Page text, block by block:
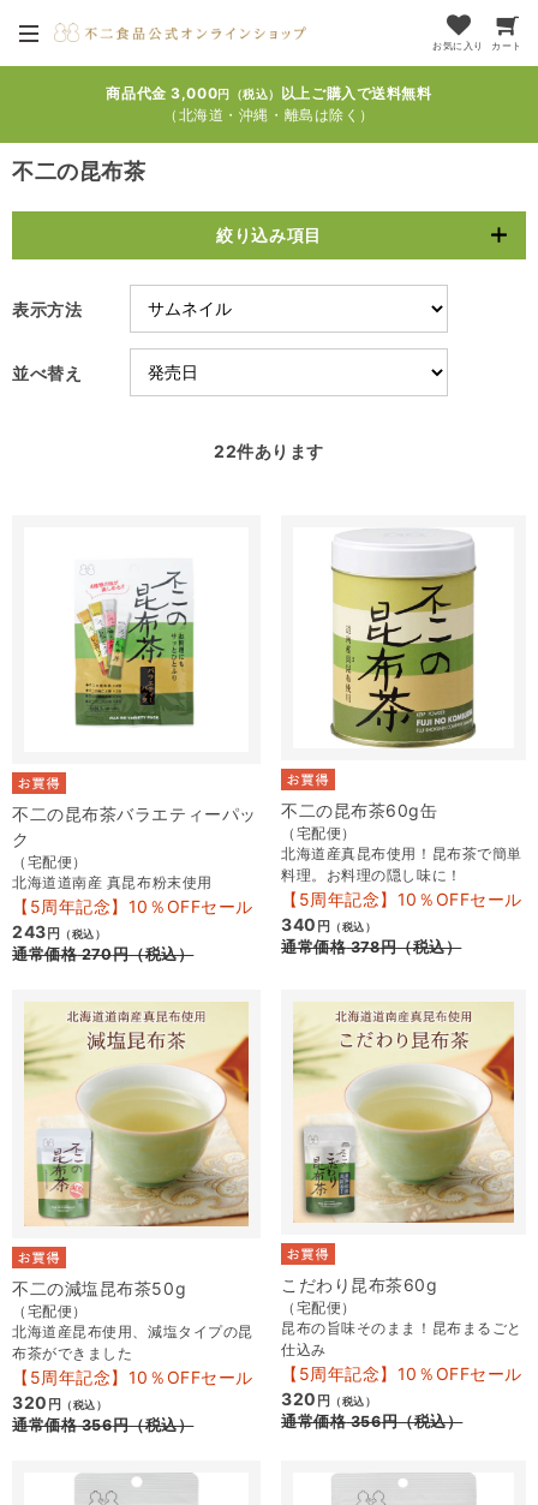
お気に入り カート
商品代金 3,000円（税込）
以上ご購入で送料無料
（北海道・沖縄・離島は除く）
不二の昆布茶
絞り込み項目
表示方法
並べ替え
22件あります
不二の昆布茶バラエティーパッ
ク
（宅配便）
北海道道南産 真昆布粉末使用
【5周年記念】10％OFFセール
243 円 （税込）
通常価格270円（税込）
不二の昆布茶60g缶
（宅配便）
北海道産真昆布使用！昆布茶で簡単
料理。お料理の隠し味に！
【5周年記念】10％OFFセール
340 円 （税込）
通常価格378円（税込）
不二の減塩昆布茶50g
（宅配便）
北海道産昆布使用、減塩タイプの昆
布茶ができました
【5周年記念】10％OFFセール
320 円 （税込）
通常価格356円（税込）
こだわり昆布茶60g
（宅配便）
昆布の旨味そのまま！昆布まるごと
仕込み
【5周年記念】10％OFFセール
320 円 （税込）
通常価格356円（税込）